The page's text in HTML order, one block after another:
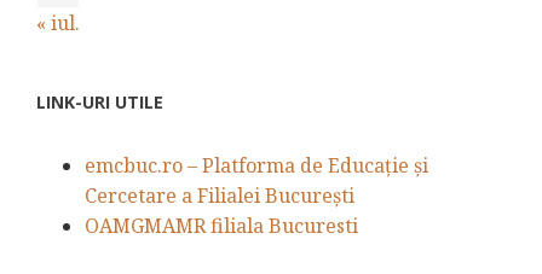
« iul.
LINK-URI UTILE
emcbuc.ro – Platforma de Educație și
Cercetare a Filialei București
OAMGMAMR filiala Bucuresti